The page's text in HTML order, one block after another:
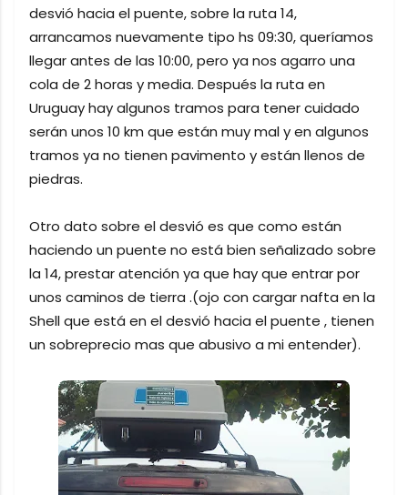
desvió hacia el puente, sobre la ruta 14,
arrancamos nuevamente tipo hs 09:30, queríamos
llegar antes de las 10:00, pero ya nos agarro una
cola de 2 horas y media. Después la ruta en
Uruguay hay algunos tramos para tener cuidado
serán unos 10 km que están muy mal y en algunos
tramos ya no tienen pavimento y están llenos de
piedras.
Otro dato sobre el desvió es que como están
haciendo un puente no está bien señalizado sobre
la 14, prestar atención ya que hay que entrar por
unos caminos de tierra .(ojo con cargar nafta en la
Shell que está en el desvió hacia el puente , tienen
un sobreprecio mas que abusivo a mi entender).